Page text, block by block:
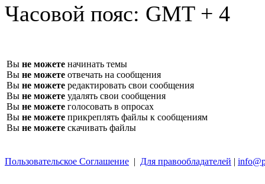
Часовой пояс: GMT + 4
Вы не можете начинать темы
Вы не можете отвечать на сообщения
Вы не можете редактировать свои сообщения
Вы не можете удалять свои сообщения
Вы не можете голосовать в опросах
Вы не можете прикреплять файлы к сообщениям
Вы не можете скачивать файлы
Пользовательское Соглашение | Для правообладателей |